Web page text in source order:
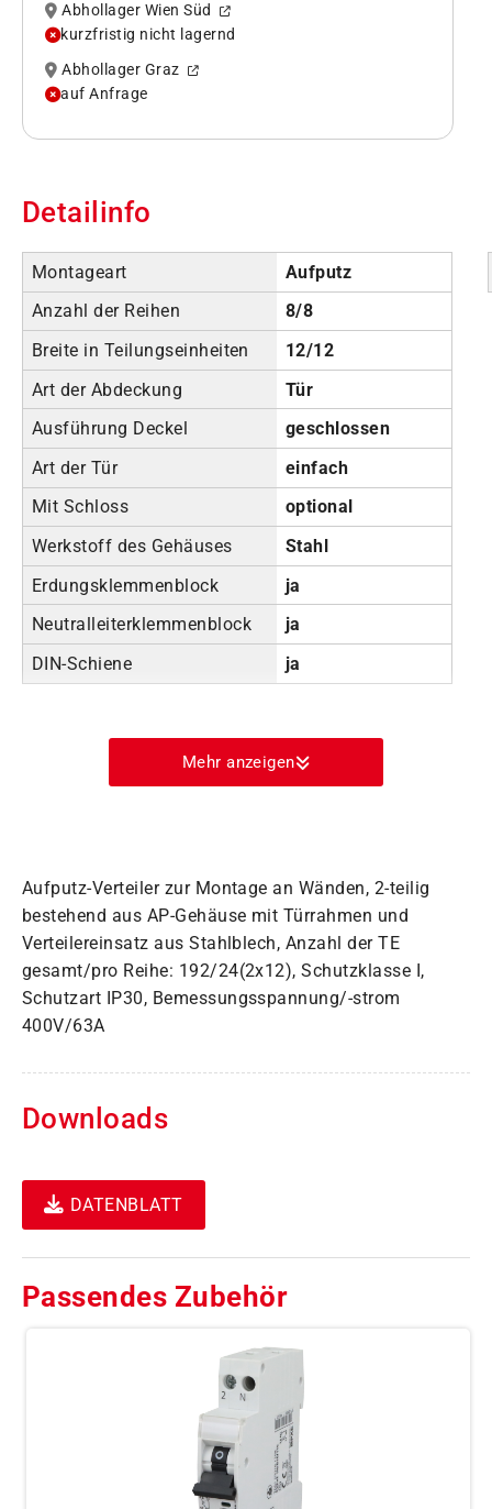
Abhollager Wien Süd
kurzfristig nicht lagernd
Abhollager Graz
auf Anfrage
Detailinfo
Montageart
Aufputz
Anzahl der Reihen
8/8
Breite in Teilungseinheiten
12/12
Art der Abdeckung
Tür
Ausführung Deckel
geschlossen
Art der Tür
einfach
Mit Schloss
optional
Werkstoff des Gehäuses
Stahl
Erdungsklemmenblock
ja
Neutralleiterklemmenblock
ja
DIN-Schiene
ja
Mehr anzeigen
Aufputz-Verteiler zur Montage an Wänden, 2-teilig
bestehend aus AP-Gehäuse mit Türrahmen und
Verteilereinsatz aus Stahlblech, Anzahl der TE
gesamt/pro Reihe: 192/24(2x12), Schutzklasse I,
Schutzart IP30, Bemessungsspannung/-strom
400V/63A
Downloads
DATENBLATT
Passendes Zubehör